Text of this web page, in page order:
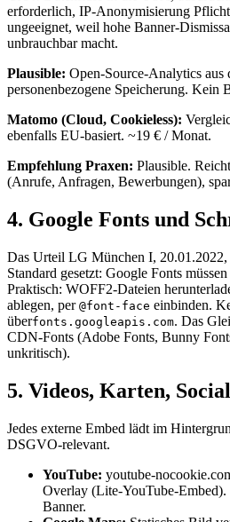
erforderlich, IP-Anonymisierung
ungeeignet, weil hohe Banner-
unbrauchbar macht.
Plausible: Open-Source-Analytics aus
personenbezogene Speicherung. Kein
Matomo (Cloud, Cookieless):
ebenfalls EU-basiert. ~19 € / Monat.
Empfehlung Praxen: Plausible.
(Anrufe, Anfragen, Bewerbungen),
4. Google Fonts und
Das Urteil LG München I,
Standard gesetzt: Google Fonts
Praktisch: WOFF2-Dateien
ablegen, per @font-face einbinden.
überfonts.googleapis.com. Das
CDN-Fonts (Adobe Fonts, Bunny
unkritisch).
5. Videos, Karten,
Jedes externe Embed lädt im
DSGVO-relevant.
YouTube: youtube-
Overlay (Lite-YouTube-
Banner.